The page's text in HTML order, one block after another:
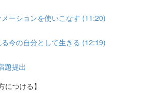
ーションを使いこなす (11:20)
今の自分として生きる (12:19)
題提出
つける】